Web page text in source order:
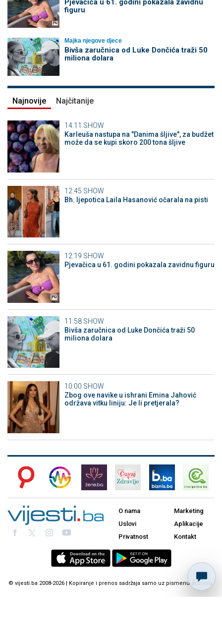
Pjevačica u 61. godini pokazala zavidnu
figuru
Majka njegove djece
Bivša zaručnica od Luke Dončića traži 50
miliona dolara
Najnovije Najčitanije
14:11 SHOW
Karleuša nastupa na "Danima šljive", za budžet
može da se kupi skoro 200 tona šljive
12:45 SHOW
Bh. ljepotica Laila Hasanović očarala na pisti
12:19 SHOW
Pjevačica u 61. godini pokazala zavidnu figuru
11:58 SHOW
Bivša zaručnica od Luke Dončića traži 50
miliona dolara
10:00 SHOW
Zbog ove navike u ishrani Emina Jahović
održava vitku liniju: Je li pretjerala?
O nama
Uslovi
Privatnost
Marketing
Aplikacije
Kontakt
© vijesti.ba 2008-2026 | Kopiranje i prenos sadržaja samo uz pismenu dozvolu.